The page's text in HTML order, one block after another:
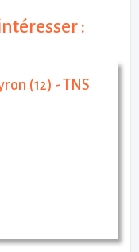
:
(12) - TNS